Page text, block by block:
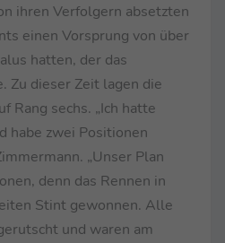
ihren Verfolgern absetzten
einen Vorsprung von über
hatten, der das
Zu dieser Zeit lagen die
Rang sechs. „Ich hatte
habe zwei Positionen
„Unser Plan
denn das Rennen in
Stint gewonnen. Alle
und waren am